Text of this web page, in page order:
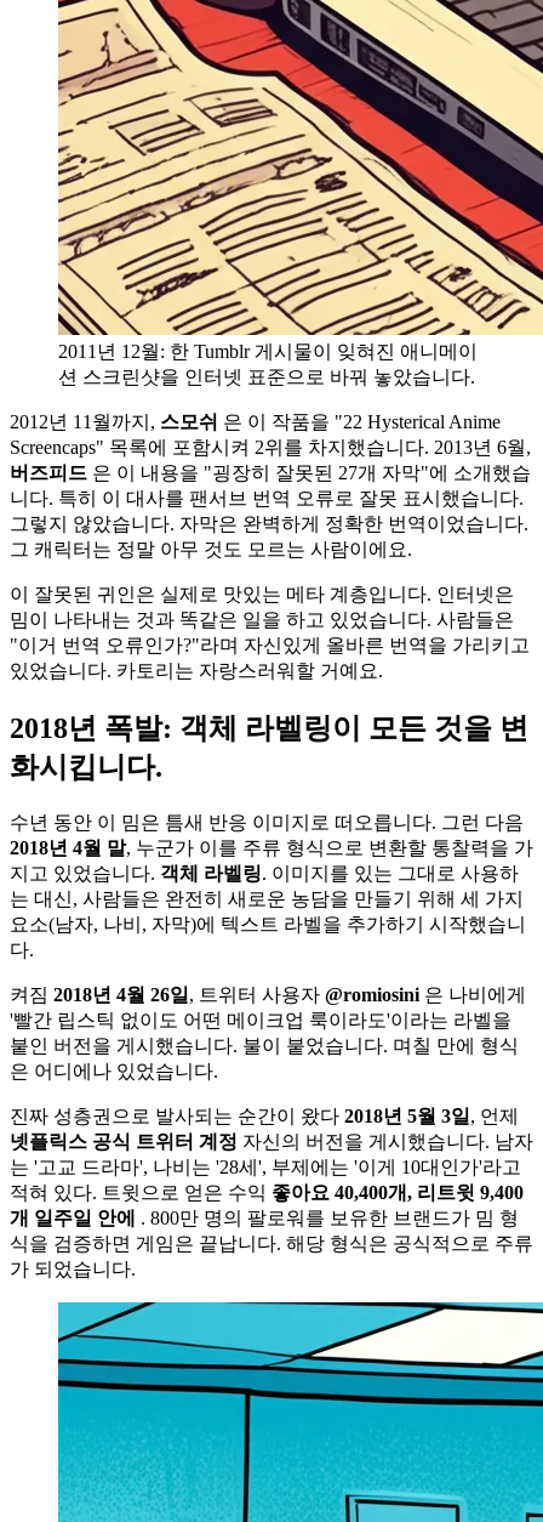
2011년 12월: 한 Tumblr 게시물이 잊혀진 애니메이
션 스크린샷을 인터넷 표준으로 바꿔 놓았습니다.
2012년 11월까지, 스모쉬 은 이 작품을 "22 Hysterical Anime
Screencaps" 목록에 포함시켜 2위를 차지했습니다. 2013년 6월,
버즈피드 은 이 내용을 "굉장히 잘못된 27개 자막"에 소개했습
니다. 특히 이 대사를 팬서브 번역 오류로 잘못 표시했습니다.
그렇지 않았습니다. 자막은 완벽하게 정확한 번역이었습니다.
그 캐릭터는 정말 아무 것도 모르는 사람이에요.
이 잘못된 귀인은 실제로 맛있는 메타 계층입니다. 인터넷은
밈이 나타내는 것과 똑같은 일을 하고 있었습니다. 사람들은
"이거 번역 오류인가?"라며 자신있게 올바른 번역을 가리키고
있었습니다. 카토리는 자랑스러워할 거예요.
2018년 폭발: 객체 라벨링이 모든 것을 변
화시킵니다.
수년 동안 이 밈은 틈새 반응 이미지로 떠오릅니다. 그런 다음
2018년 4월 말, 누군가 이를 주류 형식으로 변환할 통찰력을 가
지고 있었습니다. 객체 라벨링. 이미지를 있는 그대로 사용하
는 대신, 사람들은 완전히 새로운 농담을 만들기 위해 세 가지
요소(남자, 나비, 자막)에 텍스트 라벨을 추가하기 시작했습니
다.
켜짐 2018년 4월 26일 , 트위터 사용자 @romiosini 은 나비에게
'빨간 립스틱 없이도 어떤 메이크업 룩이라도'이라는 라벨을
붙인 버전을 게시했습니다. 불이 붙었습니다. 며칠 만에 형식
은 어디에나 있었습니다.
진짜 성층권으로 발사되는 순간이 왔다 2018년 5월 3일 , 언제
넷플릭스 공식 트위터 계정 자신의 버전을 게시했습니다. 남자
는 '고교 드라마', 나비는 '28세', 부제에는 '이게 10대인가'라고
적혀 있다. 트윗으로 얻은 수익 좋아요 40,400개, 리트윗 9,400
개 일주일 안에
. 800만 명의 팔로워를 보유한 브랜드가 밈 형
식을 검증하면 게임은 끝납니다. 해당 형식은 공식적으로 주류
가 되었습니다.